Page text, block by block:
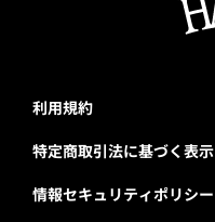
利用規約
特定商取引法に基づく表示
情報セキュリティポリシー